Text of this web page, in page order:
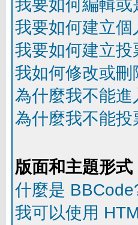
我要如何編輯
我要如何建立個
我要如何建立投
我如何修改或刪
為什麼我不能進
為什麼我不能投
版面和主題形式
什麼是
我可以使用